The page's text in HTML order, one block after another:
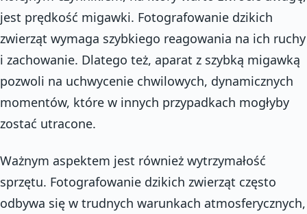
jest prędkość migawki. Fotografowanie dzikich
zwierząt wymaga szybkiego reagowania na ich ruchy
i zachowanie. Dlatego też, aparat z szybką migawką
pozwoli na uchwycenie chwilowych, dynamicznych
momentów, które w innych przypadkach mogłyby
zostać utracone.
Ważnym aspektem jest również wytrzymałość
sprzętu. Fotografowanie dzikich zwierząt często
odbywa się w trudnych warunkach atmosferycznych,